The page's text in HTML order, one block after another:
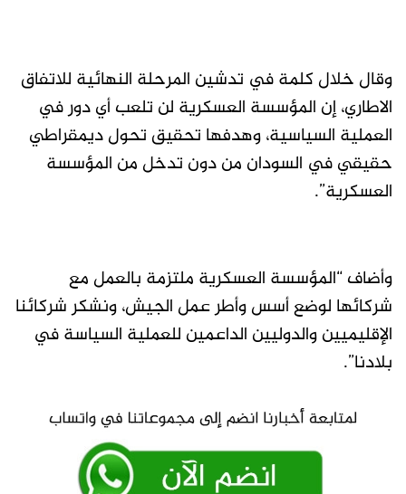
وقال خلال كلمة في تدشين المرحلة النهائية للاتفاق
الاطاري، إن المؤسسة العسكرية لن تلعب أي دور في
العملية السياسية، وهدفها تحقيق تحول ديمقراطي
حقيقي في السودان من دون تدخل من المؤسسة
العسكرية”.
وأضاف “المؤسسة العسكرية ملتزمة بالعمل مع
شركائها لوضع أسس وأطر عمل الجيش، ونشكر شركائنا
الإقليميين والدوليين الداعمين للعملية السياسة في
بلادنا”.